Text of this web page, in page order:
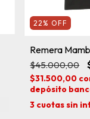
22 %OFF
Remera
$45.000,00
$31.500,00
depósito
3 cuotas sin